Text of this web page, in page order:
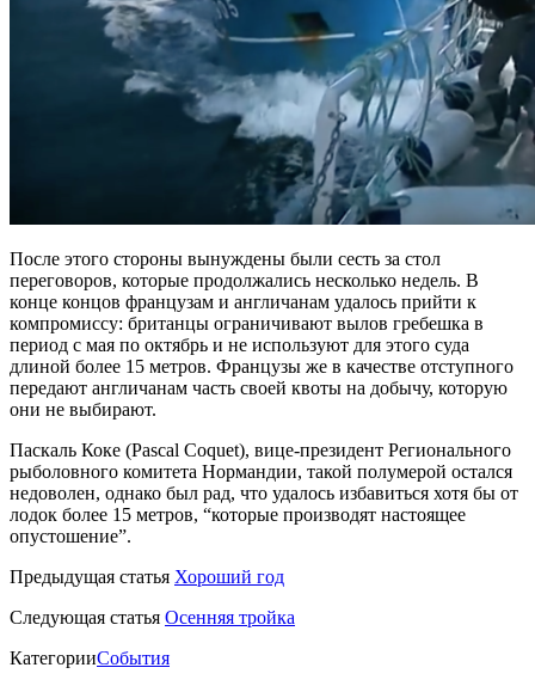
После этого стороны вынуждены были сесть за стол
переговоров, которые продолжались несколько недель. В
конце концов французам и англичанам удалось прийти к
компромиссу: британцы ограничивают вылов гребешка в
период с мая по октябрь и не используют для этого суда
длиной более 15 метров. Французы же в качестве отступного
передают англичанам часть своей квоты на добычу, которую
они не выбирают.
Паскаль Коке (Pascal Coquet), вице-президент Регионального
рыболовного комитета Нормандии, такой полумерой остался
недоволен, однако был рад, что удалось избавиться хотя бы от
лодок более 15 метров, “которые производят настоящее
опустошение”.
Предыдущая статья Хороший год
Следующая статья Осенняя тройка
КатегорииСобытия